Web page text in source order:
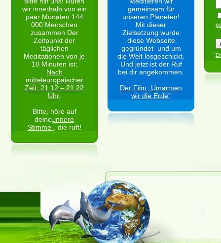
wir innerhalb von ein
paar Monaten 144
000 Menschen
zusammen Der
Zeitpunkt der
täglichen
Meditationen von je
10 Minuten ist:
Nach
mitteleuropäischer
Zeit: 21:12 – 21:22
Uhr.
Bitte, höre auf
deine „innere
Stimme”, die ruft!
gemeinsam für
unseren Planeten!
Mit dieser
Zielsetzung wurde
diese Webseite
gegründet und um
die Welt losgeschickt.
Und jetzt ist der Ruf
bei dir angekommen.
Der Film „Umarmen
wir die Erde”